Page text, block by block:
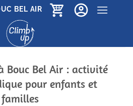
BEL AIR
Bouc Bel Air : activité
pour enfants et
familles